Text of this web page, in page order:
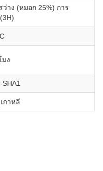
าง (หมอก 25%) การ
มง
SHA1
กาหลี